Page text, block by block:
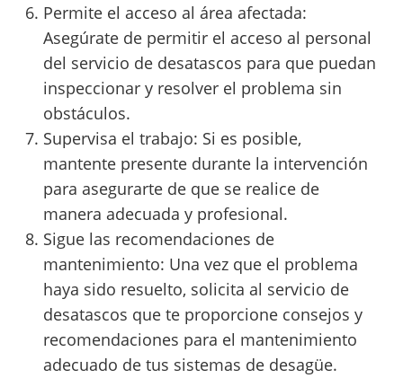
Permite el acceso al área afectada:
Asegúrate de permitir el acceso al personal
del servicio de desatascos para que puedan
inspeccionar y resolver el problema sin
obstáculos.
Supervisa el trabajo: Si es posible,
mantente presente durante la intervención
para asegurarte de que se realice de
manera adecuada y profesional.
Sigue las recomendaciones de
mantenimiento: Una vez que el problema
haya sido resuelto, solicita al servicio de
desatascos que te proporcione consejos y
recomendaciones para el mantenimiento
adecuado de tus sistemas de desagüe.